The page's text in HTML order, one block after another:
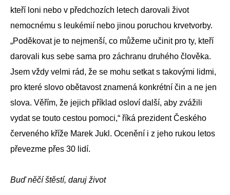
kteří loni nebo v předchozích letech darovali život
nemocnému s leukémií nebo jinou poruchou krvetvorby.
„Poděkovat je to nejmenší, co můžeme učinit pro ty, kteří
darovali kus sebe sama pro záchranu druhého člověka.
Jsem vždy velmi rád, že se mohu setkat s takovými lidmi,
pro které slovo obětavost znamená konkrétní čin a ne jen
slova. Věřím, že jejich příklad osloví další, aby zvážili
vydat se touto cestou pomoci,“ říká prezident Českého
červeného kříže Marek Jukl. Ocenění i z jeho rukou letos
převezme přes 30 lidí.
Buď něčí štěstí, daruj život